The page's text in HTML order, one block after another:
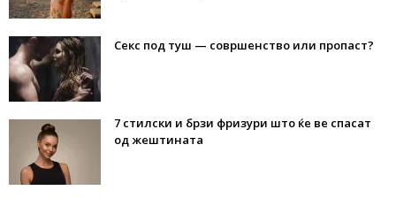
Секс под туш — совршенство или пропаст?
7 стилски и брзи фризури што ќе ве спасат
од жештината